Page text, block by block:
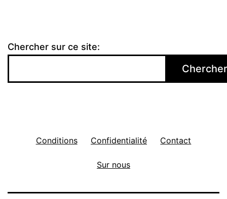
Chercher sur ce site:
Chercher
Conditions Confidentialité Contact
Sur nous